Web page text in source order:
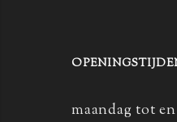
maandag tot